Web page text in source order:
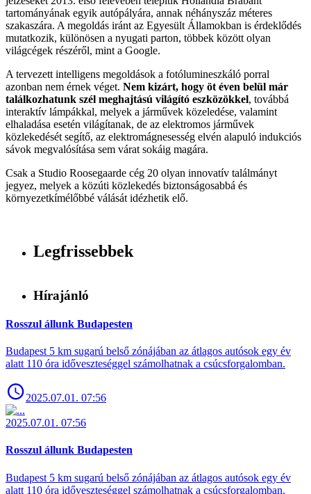
tartományának egyik autópályára, annak néhányszáz méteres
szakaszára. A megoldás iránt az Egyesült Államokban is érdeklődés
mutatkozik, különösen a nyugati parton, többek között olyan
világcégek részéről, mint a Google.
A tervezett intelligens megoldások a fotólumineszkáló porral
azonban nem érnek véget. Nem kizárt, hogy öt éven belül már
találkozhatunk szél meghajtású világító eszközökkel, továbbá
interaktív lámpákkal, melyek a járművek közeledése, valamint
elhaladása esetén világítanak, de az elektromos járművek
közlekedését segítő, az elektromágnesesség elvén alapuló indukciós
sávok megvalósítása sem várat sokáig magára.
Csak a Studio Roosegaarde cég 20 olyan innovatív találmányt
jegyez, melyek a közúti közlekedés biztonságosabbá és
környezetkímélőbbé válását idézhetik elő.
Legfrissebbek
Hírajánló
Rosszul állunk Budapesten
Budapest 5 km sugarú belső zónájában az átlagos autósok egy év
alatt 110 óra időveszteséggel számolhatnak a csúcsforgalomban.
2025.07.01. 07:56
2025.07.01. 07:56
Rosszul állunk Budapesten
Budapest 5 km sugarú belső zónájában az átlagos autósok egy év
alatt 110 óra időveszteséggel számolhatnak a csúcsforgalomban.